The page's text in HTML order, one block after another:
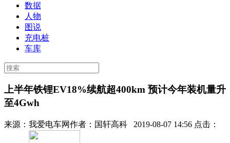
数据
人物
图说
充电桩
车库
上半年铁锂EV18%续航超400km 预计今年装机量升
至4Gwh
来源： 我爱电车网作者： 国轩高科 2019-08-07 14:56 点击：